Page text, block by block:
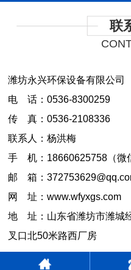
联
潍坊永兴环保设备有限公司
电 话：0536-8300259
传 真：0536-2108336
联系人：杨洪梅
手 机：18660625758（微
邮 箱：
网 址：www.wfyxgs.com
地 址：山东省潍坊市潍城
叉口北50米路西厂房